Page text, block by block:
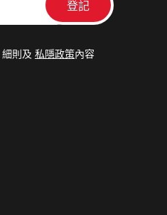
細則及 私隱政策內容